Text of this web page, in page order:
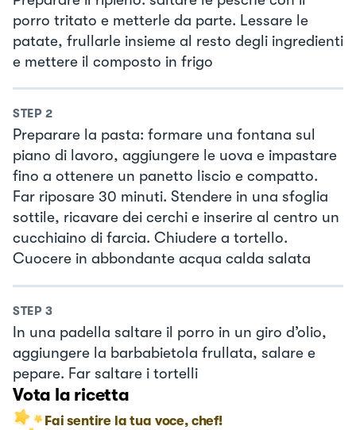
porro tritato e metterle da parte. Lessare le
patate, frullarle insieme al resto degli ingredienti
e mettere il composto in frigo
STEP 2
Preparare la pasta: formare una fontana sul
piano di lavoro, aggiungere le uova e impastare
fino a ottenere un panetto liscio e compatto.
Far riposare 30 minuti. Stendere in una sfoglia
sottile, ricavare dei cerchi e inserire al centro un
cucchiaino di farcia. Chiudere a tortello.
Cuocere in abbondante acqua calda salata
STEP 3
In una padella saltare il porro in un giro d’olio,
aggiungere la barbabietola frullata, salare e
pepare. Far saltare i tortelli
Vota la ricetta
Fai sentire la tua voce, chef!